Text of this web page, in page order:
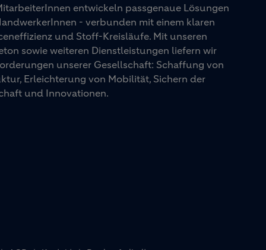
entwickeln passgenaue Lösungen
- verbunden mit einem klaren
und Stoff-Kreisläufe. Mit unseren
sowie weiteren Dienstleistungen liefern wir
unserer Gesellschaft: Schaffung von
Erleichterung von Mobilität, Sichern der
und Innovationen.